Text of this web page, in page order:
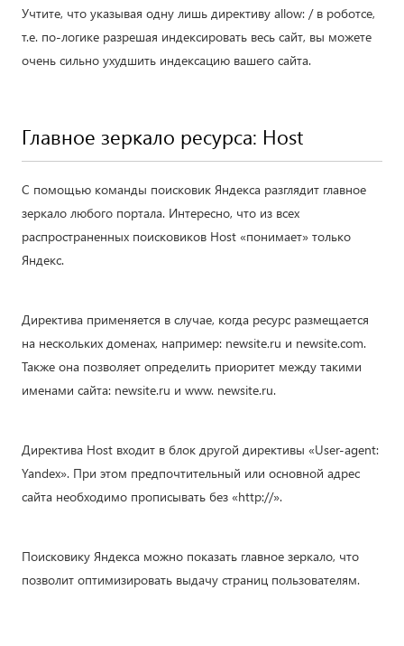
Учтите, что указывая одну лишь директиву allow: / в роботсе,
т.е. по-логике разрешая индексировать весь сайт, вы можете
очень сильно ухудшить индексацию вашего сайта.
Главное зеркало ресурса: Host
С помощью команды поисковик Яндекса разглядит главное
зеркало любого портала. Интересно, что из всех
распространенных поисковиков Host «понимает» только
Яндекс.
Директива применяется в случае, когда ресурс размещается
на нескольких доменах, например: newsite.ru и newsite.com.
Также она позволяет определить приоритет между такими
именами сайта: newsite.ru и www. newsite.ru.
Директива Host входит в блок другой директивы «User-agent:
Yandex». При этом предпочтительный или основной адрес
сайта необходимо прописывать без «http://».
Поисковику Яндекса можно показать главное зеркало, что
позволит оптимизировать выдачу страниц пользователям.